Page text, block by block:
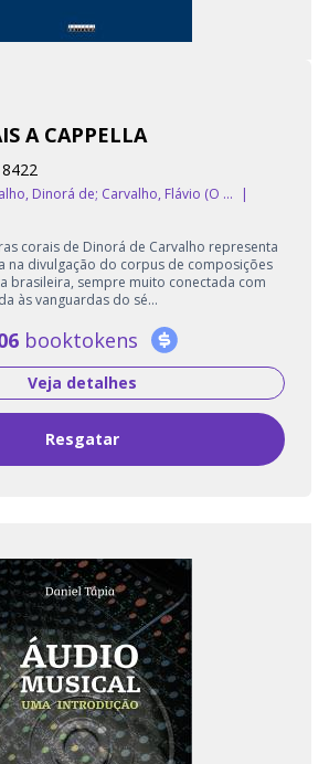
A CAPPELLA
Dinorá de; Carvalho, Flávio (O ...
|
corais de Dinorá de Carvalho representa
na divulgação do corpus de composições
brasileira, sempre muito conectada com
às vanguardas do sé...
booktokens
Veja detalhes
Resgatar